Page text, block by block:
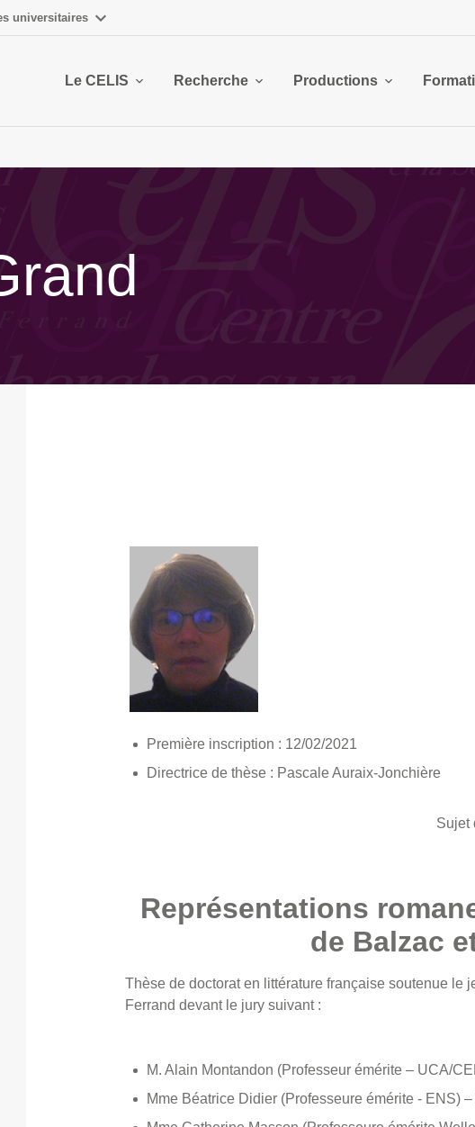
universitaires
Le CELIS Recherche Productions
Première inscription : 12/02/2021
Directrice de thèse : Pascale Auraix-Jonchière
Sujet
Représentations
de Balzac
Thèse de doctorat en littérature française soutenue le
Ferrand devant le jury suivant :
M. Alain Montandon (Professeur émérite – UCA/
Mme Béatrice Didier (Professeure émérite - ENS)